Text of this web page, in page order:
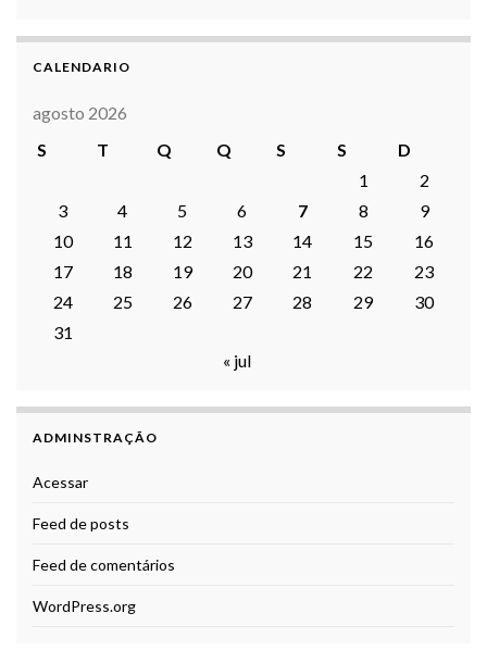
CALENDARIO
agosto 2026
S
T Q Q S S
D
1
2
3
4 5 6 7 8
9
10
11 12 13 14 15
16
17
18 19 20 21 22
23
24
25 26 27 28 29
30
31
« jul
ADMINSTRAÇÃO
Acessar
Feed de posts
Feed de comentários
WordPress.org